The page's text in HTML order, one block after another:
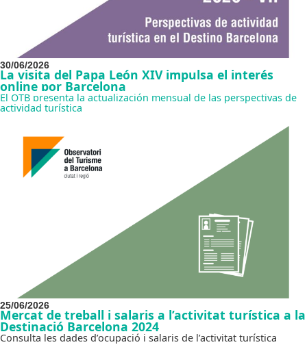
30/06/2026
La visita del Papa León XIV impulsa el interés
online por Barcelona
El OTB presenta la actualización mensual de las perspectivas de
actividad turística
25/06/2026
Mercat de treball i salaris a l’activitat turística a la
Destinació Barcelona 2024
Consulta les dades d’ocupació i salaris de l’activitat turística